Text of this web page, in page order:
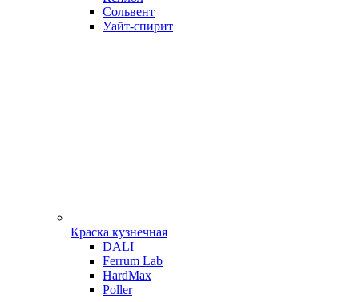
Сольвент
Уайт-спирит
Краска кузнечная
DALI
Ferrum Lab
HardMax
Poller